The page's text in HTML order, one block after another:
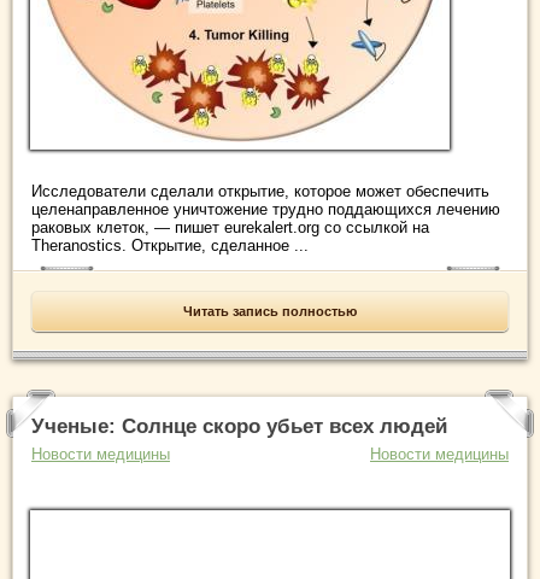
Исследователи сделали открытие, которое может обеспечить
целенаправленное уничтожение трудно поддающихся лечению
раковых клеток, — пишет eurekalert.org со ссылкой на
Theranostics. Открытие, сделанное ...
Читать запись полностью
Ученые: Солнце скоро убьет всех людей
Новости медицины Новости медицины